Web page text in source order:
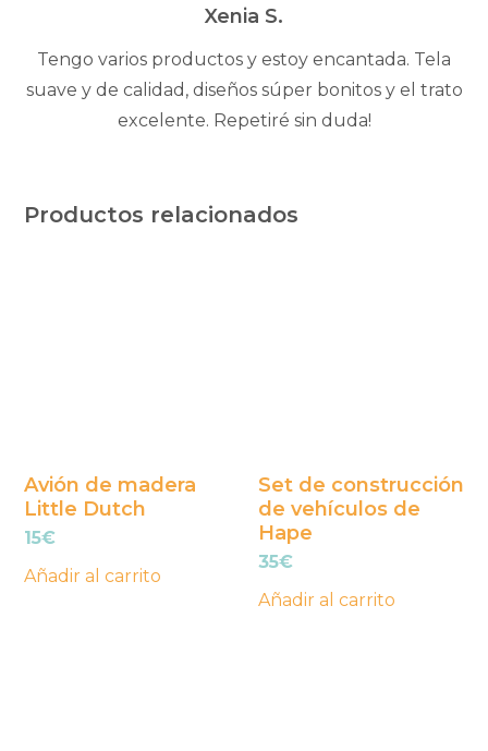
5Xenia S.
Tengo varios productos y estoy encantada. Tela
suave y de calidad, diseños súper bonitos y el trato
excelente. Repetiré sin duda!
Productos relacionados
Avión de madera
Little Dutch
15€
Añadir al carrito
Set de construcción
de vehículos de
Hape
35€
Añadir al carrito